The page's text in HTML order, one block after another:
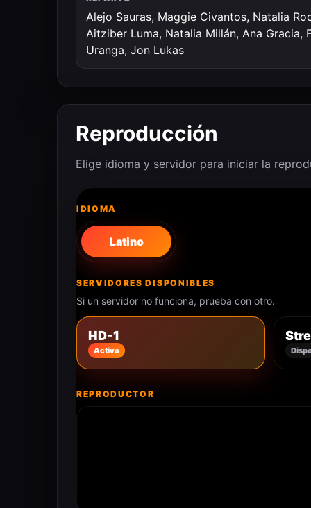
Alejo Sauras, Maggie Civantos, Natalia
Aitziber Luma, Natalia Millán, Ana Gracia,
Uranga, Jon Lukas
Reproducción
Elige idioma y servidor para iniciar la
IDIOMA
Latino
SERVIDORES DISPONIBLES
Si un servidor no funciona, prueba con otro.
HD-1
Activo
REPRODUCTOR